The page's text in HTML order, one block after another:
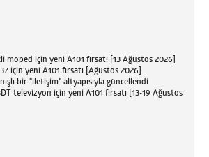
için yeni A101 fırsatı [13 Ağustos 2026]
için yeni A101 fırsatı [Ağustos 2026]
bir "iletişim" altyapısıyla güncellendi
televizyon için yeni A101 fırsatı [13-19 Ağustos